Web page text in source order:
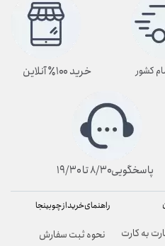
راهنمای خرید از چوبینجا
نحوه ثبت سفارش
به کارت
کشور
پاسخگویی۸/۳۰ تا ۱۹/۳۰
خرید ۱۰۰٪ آنلاین